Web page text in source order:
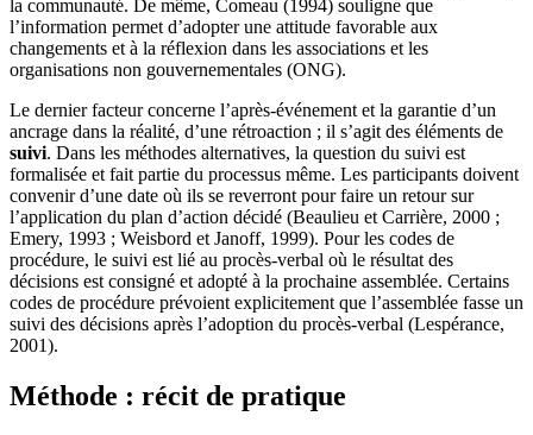
la communauté. De même, Comeau (1994) souligne que
l’information permet d’adopter une attitude favorable aux
changements et à la réflexion dans les associations et les
organisations non gouvernementales (ONG).
Le dernier facteur concerne l’après-événement et la garantie d’un
ancrage dans la réalité, d’une rétroaction ; il s’agit des éléments de
suivi. Dans les méthodes alternatives, la question du suivi est
formalisée et fait partie du processus même. Les participants doivent
convenir d’une date où ils se reverront pour faire un retour sur
l’application du plan d’action décidé (Beaulieu et Carrière, 2000 ;
Emery, 1993 ; Weisbord et Janoff, 1999). Pour les codes de
procédure, le suivi est lié au procès-verbal où le résultat des
décisions est consigné et adopté à la prochaine assemblée. Certains
codes de procédure prévoient explicitement que l’assemblée fasse un
suivi des décisions après l’adoption du procès-verbal (Lespérance,
2001).
Méthode : récit de pratique